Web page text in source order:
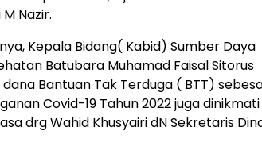
Nazir.
Kepala Bidang( Kabid) Sumber Daya
Batubara Muhamad Faisal Sitorus
Bantuan Tak Terduga ( BTT)
Covid-19 Tahun 2022 juga
drg Wahid Khusyairi dN Sekretaris